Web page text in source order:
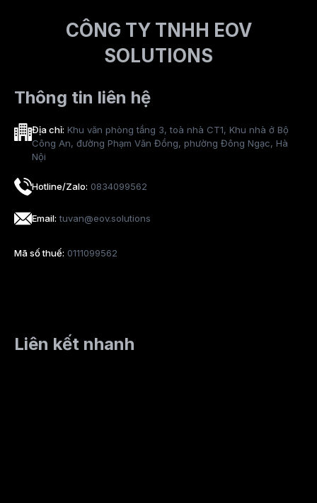
CÔNG TY TNHH EOV
SOLUTIONS
Thông tin liên hệ
Địa chỉ: Khu văn phòng tầng 3, toà nhà CT1, Khu nhà ở Bộ
Công An, đường Phạm Văn Đồng, phường Đông Ngạc, Hà
Nội
Hotline/Zalo: 0834099562
Email: tuvan@eov.solutions
Mã số thuế: 0111099562
Liên kết nhanh